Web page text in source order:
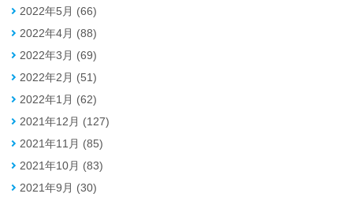
2022年5月 (66)
2022年4月 (88)
2022年3月 (69)
2022年2月 (51)
2022年1月 (62)
2021年12月 (127)
2021年11月 (85)
2021年10月 (83)
2021年9月 (30)